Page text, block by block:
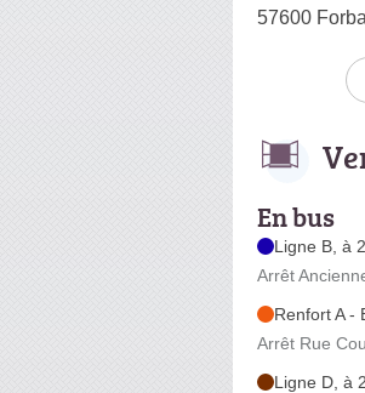
57600
En bus
Ligne B, à
Arrêt
Renfort A -
Arrêt Rue
Ligne D, à